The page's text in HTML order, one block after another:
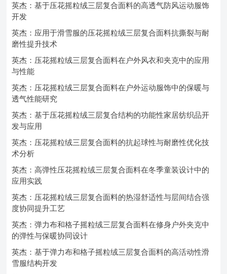
英杰：基于压花摇粒绒三层复合面料的高透气防风运动服饰
开发
英杰：应用于滑雪服的压花摇粒绒三层复合面料抗撕裂与耐
磨性提升技术
英杰：压花摇粒绒三层复合面料在户外风衣和夹克中的应用
与性能
英杰：压花摇粒绒三层复合面料在户外运动服饰中的保暖与
透气性能研究
英杰：基于压花摇粒绒三层复合结构的功能性家居纺织品开
发与应用
英杰：压花摇粒绒三层复合面料的抗起球性与耐磨性优化技
术分析
英杰：高弹性压花摇粒绒三层复合面料在冬季童装设计中的
应用实践
英杰：压花摇粒绒三层复合面料的热湿舒适性与层间结合强
度协同提升工艺
英杰：弹力布和格子摇粒绒三层复合面料在修身户外夹克中
的弹性与保暖协同设计
英杰：基于弹力布和格子摇粒绒三层复合面料的高活动性滑
雪服结构开发